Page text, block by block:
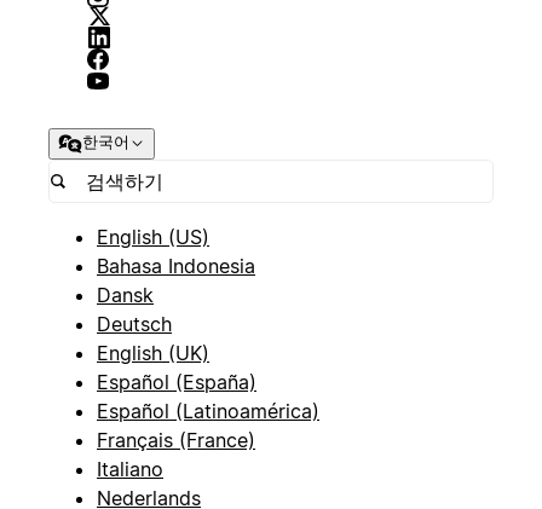
한국어
English (US)
Bahasa Indonesia
Dansk
Deutsch
English (UK)
Español (España)
Español (Latinoamérica)
Français (France)
Italiano
Nederlands